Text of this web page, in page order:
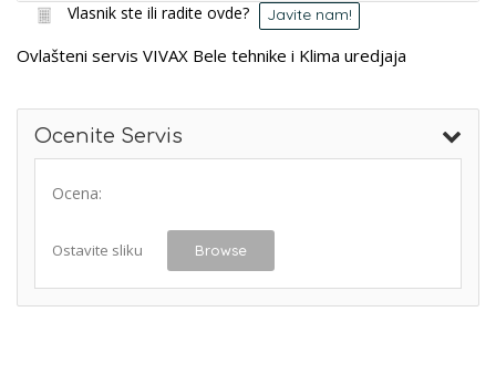
Vlasnik ste ili radite ovde? Javite nam!
Ovlašteni servis VIVAX Bele tehnike i Klima uredjaja
Ocenite Servis
Ocena:
Ostavite sliku Browse